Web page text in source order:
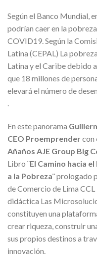
Según el Banco Mundial,
podrían caer en la
COVID19. Según la
Latina (CEPAL) La
Latina y el Caribe debido
que 18 millones de
elevará el número de
.
En este panorama
CEO Proemprendercon
Añaños AJE Group Big
Libro ¨El Camino hacia
a la Pobreza¨prologado
de Comercio de Lima
didáctica Las
constituyen una
crear riqueza, construir
sus propios destinos a
innovación.